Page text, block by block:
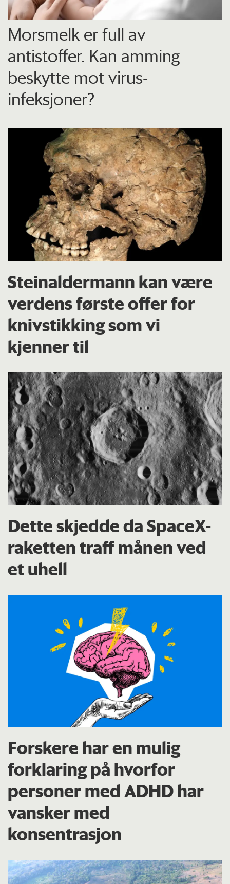
Morsmelk er full av
antistoffer. Kan amming
beskytte mot virus-
infeksjoner?
Steinaldermann kan være
verdens første offer for
knivstikking som vi
kjenner til
Dette skjedde da SpaceX-
raketten traff månen ved
et uhell
Forskere har en mulig
forklaring på hvorfor
personer med ADHD har
vansker med
konsentrasjon